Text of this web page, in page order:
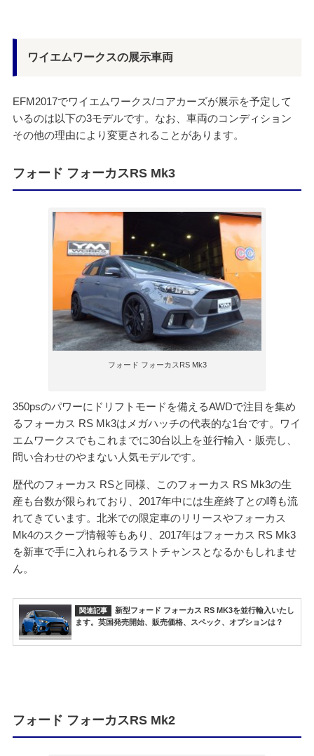
ワイエムワークスの展示車両
EFM2017でワイエムワークス/コアカーズが展示を予定して
いるのは以下の3モデルです。なお、車両のコンディション
その他の理由により変更されることがあります。
フォード フォーカスRS Mk3
フォード フォーカスRS Mk3
350psのパワーにドリフトモードを備えるAWDで注目を集め
るフォーカス RS Mk3はメガハッチの代表的な1台です。ワイ
エムワークスでもこれまでに30台以上を並行輸入・販売し、
問い合わせのやまない人気モデルです。
歴代のフォーカス RSと同様、このフォーカス RS Mk3の生
産も台数が限られており、2017年中には生産終了との噂も流
れてきています。北米での限定車のリリースやフォーカス
Mk4のスクープ情報等もあり、2017年はフォーカス RS Mk3
を新車で手に入れられるラストチャンスとなるかもしれませ
ん。
新型フォード フォーカス RS MK3を並行輸入いたし
ます。英国発売開始、販売価格、スペック、オプションは？
フォード フォーカスRS Mk2